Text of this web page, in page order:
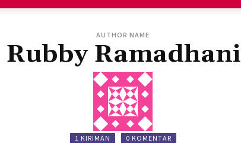
AUTHOR NAME
Rubby Ramadhani
1 KIRIMAN 0 KOMENTAR